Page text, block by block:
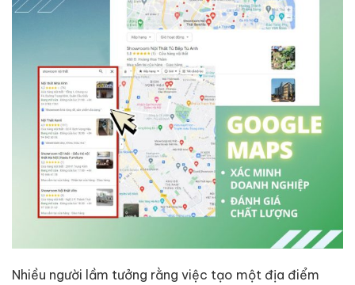
Nhiều người lầm tưởng rằng việc tạo một địa điểm